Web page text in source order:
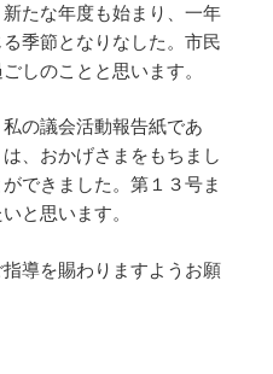
たな年度も始まり、一年
季節となりなした。市民
しのことと思います。
の議会活動報告紙であ
、おかげさまをもちまし
できました。第１３号ま
と思います。
導を賜わりますようお願